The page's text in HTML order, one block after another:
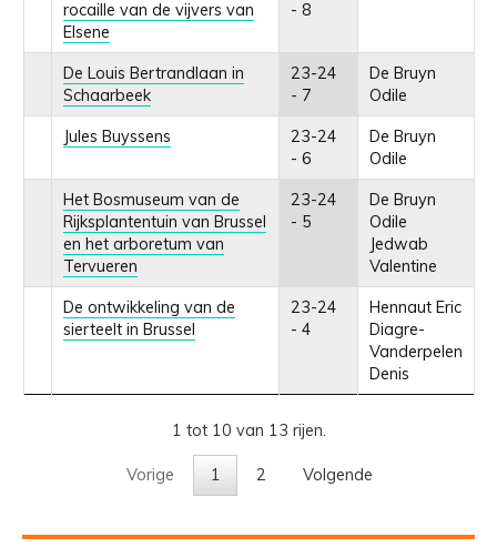
rocaille van de vijvers van
Elsene
- 8
De Louis Bertrandlaan in
Schaarbeek
23-24
- 7
De Bruyn
Odile
Jules Buyssens
23-24
- 6
De Bruyn
Odile
Het Bosmuseum van de
Rijksplantentuin van Brussel
en het arboretum van
Tervueren
23-24
- 5
De Bruyn
Odile
Jedwab
Valentine
De ontwikkeling van de
sierteelt in Brussel
23-24
- 4
Hennaut Eric
Diagre-
Vanderpelen
Denis
1 tot 10 van 13 rijen.
Vorige 1 2 Volgende